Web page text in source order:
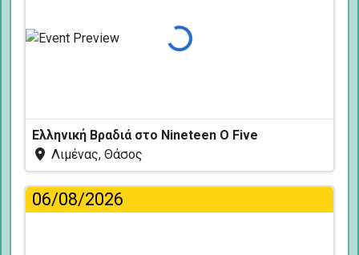
Φόρτωση...
Ελληνική Βραδιά στο Nineteen O Five
Λιμένας, Θάσος
06/08/2026